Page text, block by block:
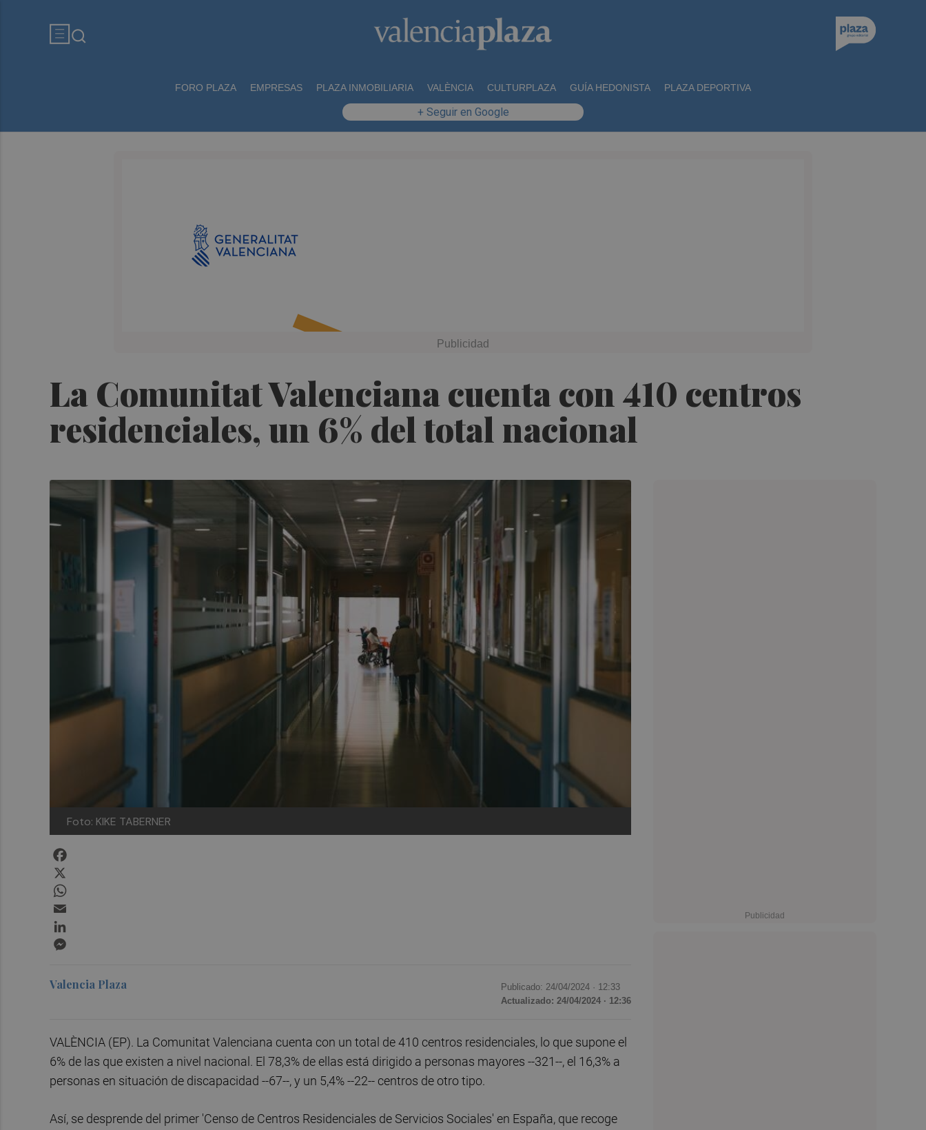
FORO PLAZA EMPRESAS PLAZA INMOBILIARIA VALÈNCIA CULTURPLAZA GUÍA HEDONISTA PLAZA DEPORTIVA
+ Seguir en Google
La Comunitat Valenciana cuenta con 410 centros
residenciales, un 6% del total nacional
Foto: KIKE TABERNER
Valencia Plaza Publicado: 24/04/2024 · 12:33
Actualizado: 24/04/2024 · 12:36
VALÈNCIA (EP). La Comunitat Valenciana cuenta con un total de 410 centros residenciales, lo que supone el
6% de las que existen a nivel nacional. El 78,3% de ellas está dirigido a personas mayores --321--, el 16,3% a
personas en situación de discapacidad --67--, y un 5,4% --22-- centros de otro tipo.
Así, se desprende del primer 'Censo de Centros Residenciales de Servicios Sociales' en España, que recoge